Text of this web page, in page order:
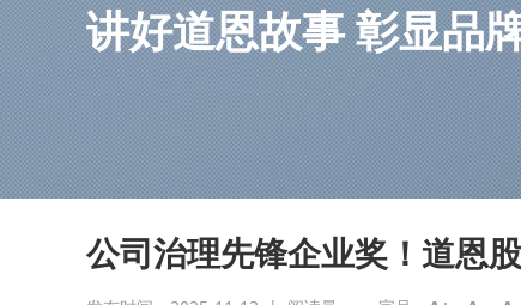
讲好道恩故事 彰显品
公司治理先锋企业奖！道恩